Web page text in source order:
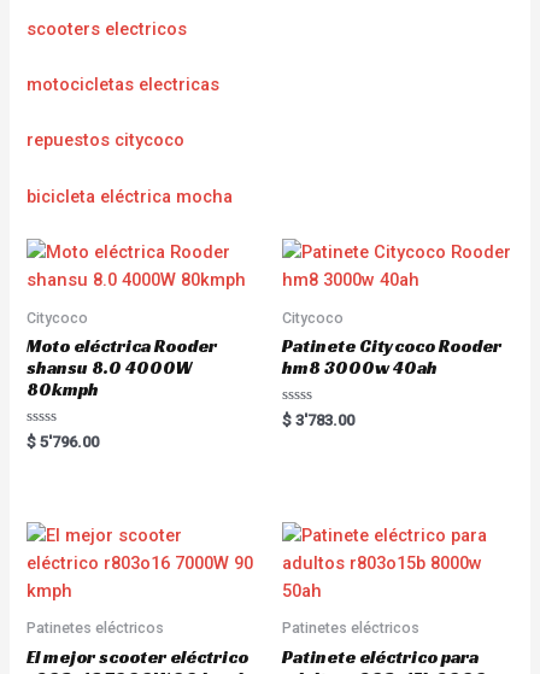
scooters electricos
motocicletas electricas
repuestos citycoco
bicicleta eléctrica mocha
Citycoco
Moto eléctrica Rooder
shansu 8.0 4000W
80kmph
R
a
o
u
o
f
5
$ 5'796.00
Citycoco
Patinete Citycoco Rooder
hm8 3000w 40ah
R
a
u
t
f
$ 3'783.00
Patinetes eléctricos
El mejor scooter eléctrico
Patinetes eléctricos
Patinete eléctrico para